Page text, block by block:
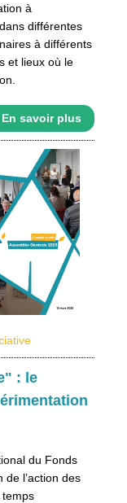
à
différentes
à différents
et lieux où le
En savoir plus
: le
du Fonds
l’action des